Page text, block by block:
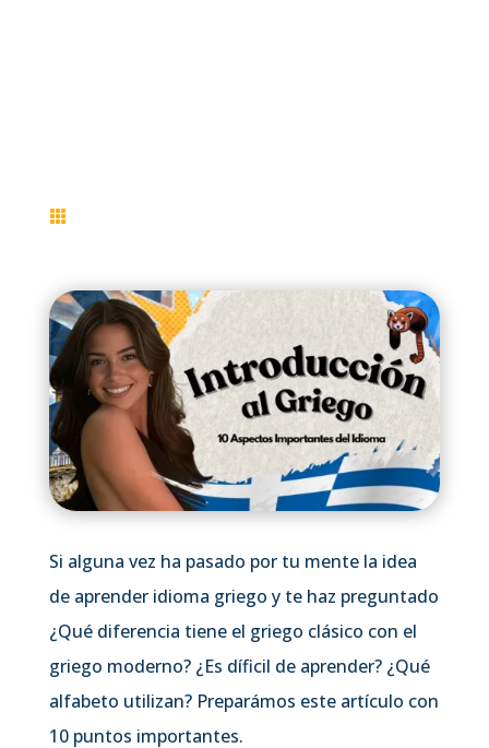

Si alguna vez ha pasado por tu mente la idea
de aprender idioma griego y te haz preguntado
¿Qué diferencia tiene el griego clásico con el
griego moderno? ¿Es díficil de aprender? ¿Qué
alfabeto utilizan? Preparámos este artículo con
10 puntos importantes.